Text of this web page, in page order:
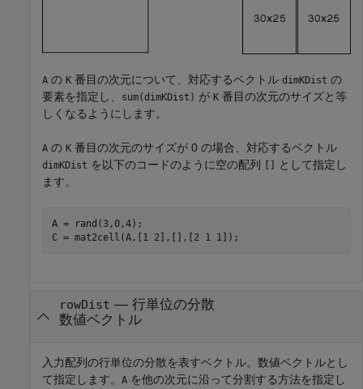
A の K 番目の次元について、対応するベクトル dimKDist の
要素を指定し、
sum(dimKDist) が K 番目の次元のサイズと等
しくなるようにします。
A の K 番目の次元のサイズが 0 の場合、対応するベクトル
dimKDist を以下のコードのように空の配列
として指定し
ます。
A = rand(3,0,4);
rowDist — 行単位の分散
数値ベクトル
入力配列の行単位の分散を表すベクトル。数値ベクトルとし
て指定します。 A を他の次元に沿って分割する方法を指定し